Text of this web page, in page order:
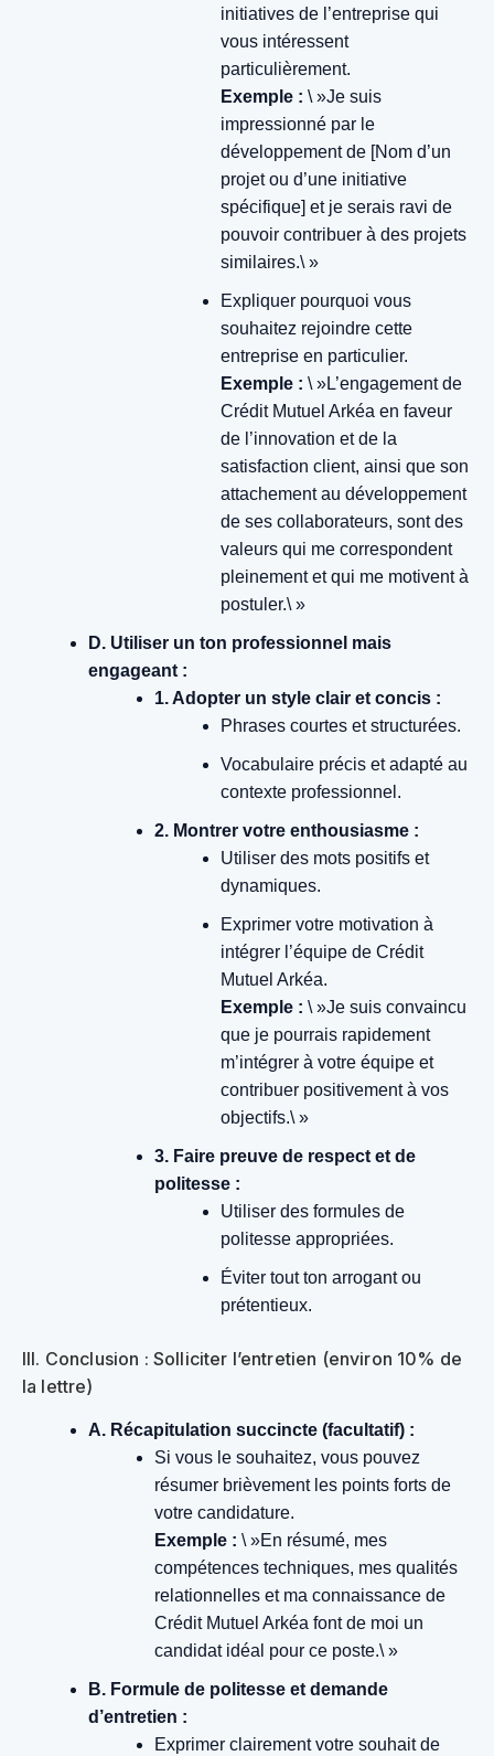
initiatives de l’entreprise qui
vous intéressent
particulièrement.
Exemple : \ »Je suis
impressionné par le
développement de [Nom d’un
projet ou d’une initiative
spécifique] et je serais ravi de
pouvoir contribuer à des projets
similaires.\ »
Expliquer pourquoi vous
souhaitez rejoindre cette
entreprise en particulier.
Exemple : \ »L’engagement de
Crédit Mutuel Arkéa en faveur
de l’innovation et de la
satisfaction client, ainsi que son
attachement au développement
de ses collaborateurs, sont des
valeurs qui me correspondent
pleinement et qui me motivent à
postuler.\ »
D. Utiliser un ton professionnel mais
engageant :
1. Adopter un style clair et concis :
Phrases courtes et structurées.
Vocabulaire précis et adapté au
contexte professionnel.
2. Montrer votre enthousiasme :
Utiliser des mots positifs et
dynamiques.
Exprimer votre motivation à
intégrer l’équipe de Crédit
Mutuel Arkéa.
Exemple : \ »Je suis convaincu
que je pourrais rapidement
m’intégrer à votre équipe et
contribuer positivement à vos
objectifs.\ »
3. Faire preuve de respect et de
politesse :
Utiliser des formules de
politesse appropriées.
Éviter tout ton arrogant ou
prétentieux.
III. Conclusion : Solliciter l’entretien (environ 10% de
la lettre)
A. Récapitulation succincte (facultatif) :
Si vous le souhaitez, vous pouvez
résumer brièvement les points forts de
votre candidature.
Exemple : \ »En résumé, mes
compétences techniques, mes qualités
relationnelles et ma connaissance de
Crédit Mutuel Arkéa font de moi un
candidat idéal pour ce poste.\ »
B. Formule de politesse et demande
d’entretien :
Exprimer clairement votre souhait de